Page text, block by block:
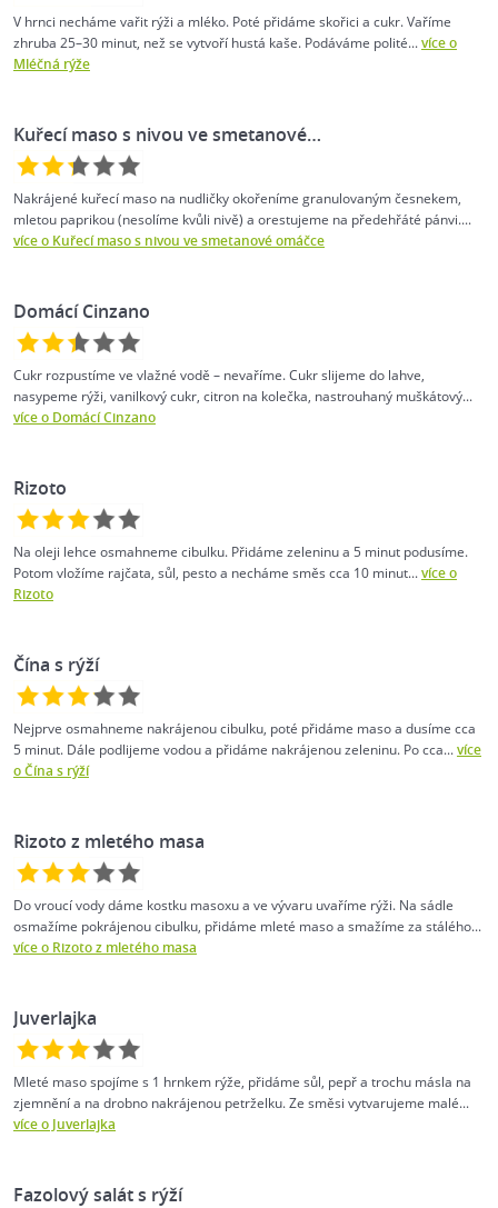
V hrnci necháme vařit rýži a mléko. Poté přidáme skořici a cukr. Vaříme
zhruba 25–30 minut, než se vytvoří hustá kaše. Podáváme polité...více o
Mléčná rýže
Kuřecí maso s nivou ve smetanové…
Nakrájené kuřecí maso na nudličky okořeníme granulovaným česnekem,
mletou paprikou (nesolíme kvůli nivě) a orestujeme na předehřáté pánvi....
více o Kuřecí maso s nivou ve smetanové omáčce
Domácí Cinzano
Cukr rozpustíme ve vlažné vodě – nevaříme. Cukr slijeme do lahve,
nasypeme rýži, vanilkový cukr, citron na kolečka, nastrouhaný muškátový...
více o Domácí Cinzano
Rizoto
Na oleji lehce osmahneme cibulku. Přidáme zeleninu a 5 minut podusíme.
Potom vložíme rajčata, sůl, pesto a necháme směs cca 10 minut...více o
Rizoto
Čína s rýží
Nejprve osmahneme nakrájenou cibulku, poté přidáme maso a dusíme cca
5 minut. Dále podlijeme vodou a přidáme nakrájenou zeleninu. Po cca...více
o Čína s rýží
Rizoto z mletého masa
Do vroucí vody dáme kostku masoxu a ve vývaru uvaříme rýži. Na sádle
osmažíme pokrájenou cibulku, přidáme mleté maso a smažíme za stálého...
více o Rizoto z mletého masa
Juverlajka
Mleté maso spojíme s 1 hrnkem rýže, přidáme sůl, pepř a trochu másla na
zjemnění a na drobno nakrájenou petrželku. Ze směsi vytvarujeme malé...
více o Juverlajka
Fazolový salát s rýží